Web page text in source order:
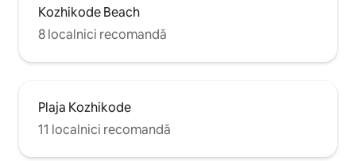
Kozhikode Beach
8 localnici recomandă
Plaja Kozhikode
11 localnici recomandă